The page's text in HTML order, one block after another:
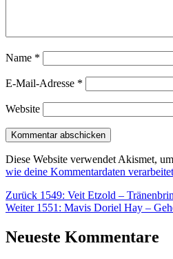
Name *
E-Mail-Adresse *
Website
Diese Website verwendet Akismet,
wie deine Kommentardaten
Beitragsnavigation
Zurück Vorheriger
Beitrag:
1549: Veit Etzold –
Weiter Nächster
1551: Mavis Doriel Hay –
Neueste Kommentare